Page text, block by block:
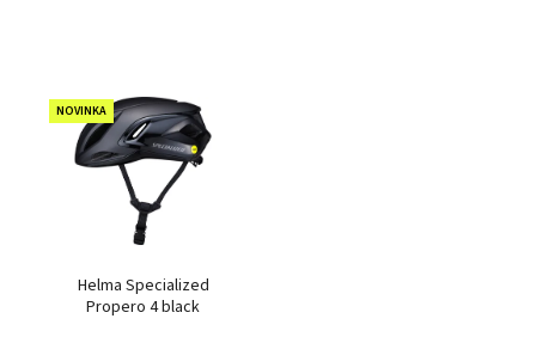
NOVINKA
Helma Specialized
Propero 4 black